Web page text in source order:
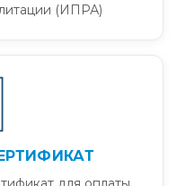
(ИПРА)